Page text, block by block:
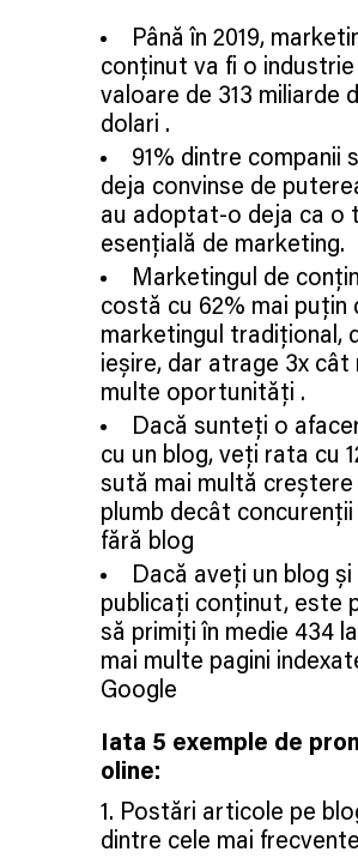
Până în 2019,
conținut va fi o industrie
valoare de 313 miliarde
dolari .
91% dintre companii
deja convinse de
au adoptat-o deja ca o
esențială de marketing.
Marketingul de
costă cu 62% mai puțin
marketingul tradițional,
ieșire, dar atrage 3x cât
multe oportunități .
Dacă sunteți o
cu un blog, veți rata cu
sută mai multă creștere
plumb decât concurenții
fără blog
Dacă aveți un blog și
publicați conținut, este
să primiți în medie 434
mai multe pagini
Google
Iata 5 exemple de
oline:
1. Postări articole pe
dintre cele mai